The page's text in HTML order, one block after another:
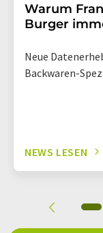
Warum
Burger
Neue
Backwaren-
NEWS LESEN